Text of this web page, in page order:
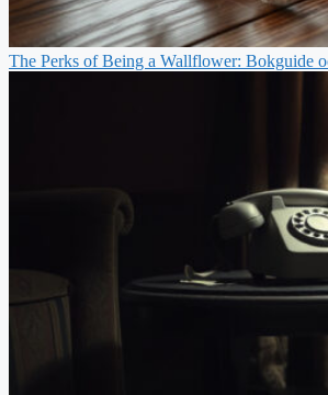
The Perks of Being a Wallflower: Bokguide